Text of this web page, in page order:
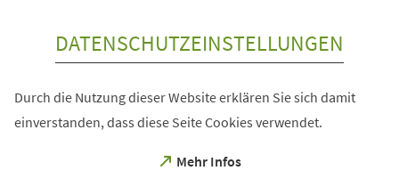
DATENSCHUTZEINSTELLUNGEN
Durch die Nutzung dieser Website erklären Sie sich damit
einverstanden, dass diese Seite Cookies verwendet.
Mehr Infos
(Öffnet